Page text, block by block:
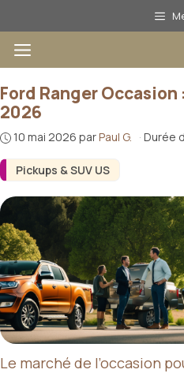
au
contenuMenu
Pickups & SUV US
Ford Ranger
2026
10 mai 2026 parPaul G. · Durée
Le marché de l’occasion